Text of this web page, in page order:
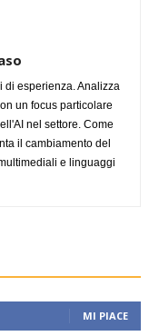
di esperienza. Analizza
un focus particolare
nel settore. Come
il cambiamento del
e linguaggi
MI PIACE